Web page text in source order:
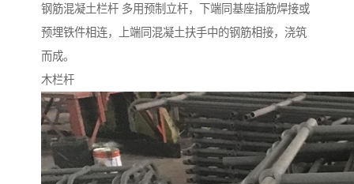
钢筋混凝土栏杆 多用预制立杆，下端同基座插筋焊接或
预埋铁件相连，上端同混凝土扶手中的钢筋相接，浇筑
而成。
木栏杆